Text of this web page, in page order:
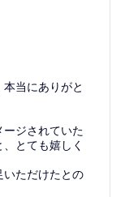
当にありがと
ジされていた
とても嬉しく
いただけたとの